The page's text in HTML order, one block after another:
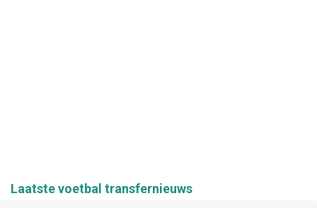
Laatste voetbal transfernieuws